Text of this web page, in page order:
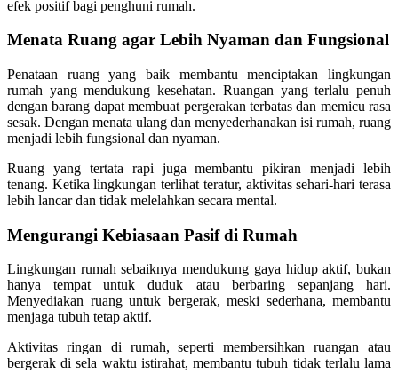
efek positif bagi penghuni rumah.
Menata Ruang agar Lebih Nyaman dan Fungsional
Penataan ruang yang baik membantu menciptakan lingkungan
rumah yang mendukung kesehatan. Ruangan yang terlalu penuh
dengan barang dapat membuat pergerakan terbatas dan memicu rasa
sesak. Dengan menata ulang dan menyederhanakan isi rumah, ruang
menjadi lebih fungsional dan nyaman.
Ruang yang tertata rapi juga membantu pikiran menjadi lebih
tenang. Ketika lingkungan terlihat teratur, aktivitas sehari-hari terasa
lebih lancar dan tidak melelahkan secara mental.
Mengurangi Kebiasaan Pasif di Rumah
Lingkungan rumah sebaiknya mendukung gaya hidup aktif, bukan
hanya tempat untuk duduk atau berbaring sepanjang hari.
Menyediakan ruang untuk bergerak, meski sederhana, membantu
menjaga tubuh tetap aktif.
Aktivitas ringan di rumah, seperti membersihkan ruangan atau
bergerak di sela waktu istirahat, membantu tubuh tidak terlalu lama